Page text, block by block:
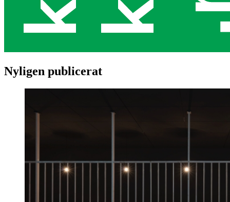
Nyligen publicerat